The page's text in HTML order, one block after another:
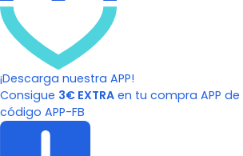
¡Descarga nuestra APP!
Consigue 3€ EXTRA en tu compra APP
código APP-FB